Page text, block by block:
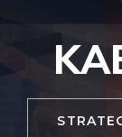
content